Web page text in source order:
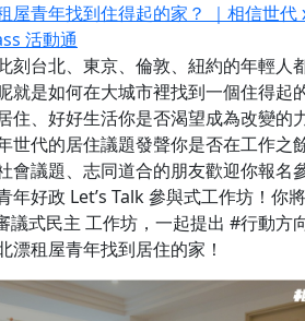
屋青年找到住得起的家？ ｜相信世代
活動通
刻台北、東京、倫敦、紐約的年輕人
就是如何在大城市裡找到一個住得起
住、好好生活你是否渴望成為改變的
世代的居住議題發聲你是否在工作之
會議題、志同道合的朋友歡迎你報名
年好政 Let’s Talk 參與式工作坊！你
議式民主 工作坊，一起提出 #行動方
漂租屋青年找到居住的家！